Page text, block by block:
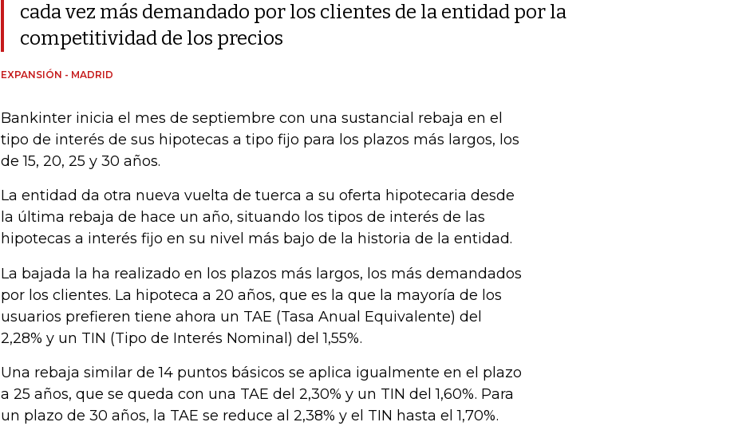
cada vez más demandado por los clientes de la entidad por la
competitividad de los precios
EXPANSIÓN - MADRID
Bankinter inicia el mes de septiembre con una sustancial rebaja en el
tipo de interés de sus hipotecas a tipo fijo para los plazos más largos, los
de 15, 20, 25 y 30 años.
La entidad da otra nueva vuelta de tuerca a su oferta hipotecaria desde
la última rebaja de hace un año, situando los tipos de interés de las
hipotecas a interés fijo en su nivel más bajo de la historia de la entidad.
La bajada la ha realizado en los plazos más largos, los más demandados
por los clientes. La hipoteca a 20 años, que es la que la mayoría de los
usuarios prefieren tiene ahora un TAE (Tasa Anual Equivalente) del
2,28% y un TIN (Tipo de Interés Nominal) del 1,55%.
Una rebaja similar de 14 puntos básicos se aplica igualmente en el plazo
a 25 años, que se queda con una TAE del 2,30% y un TIN del 1,60%. Para
un plazo de 30 años, la TAE se reduce al 2,38% y el TIN hasta el 1,70%.